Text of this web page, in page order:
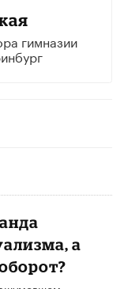
гимназии
а